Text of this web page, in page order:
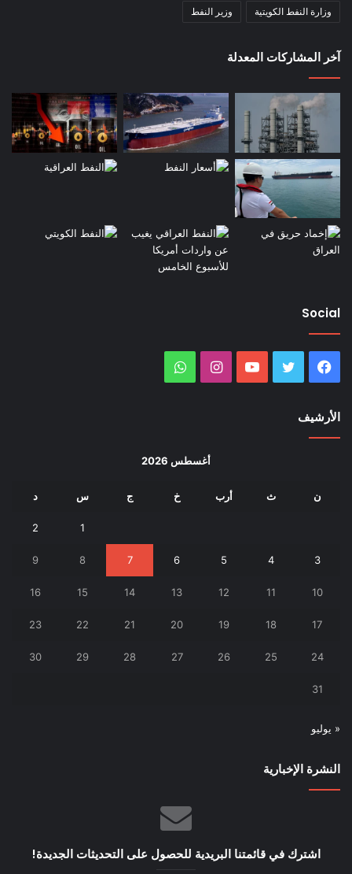
وزارة النفط الكويتية وزير النفط
آخر المشاركات المعدلة
Social
فيسبوك تويتر يوتيوب انستقرام
الأرشيف
أغسطس 2026
ن ث أرب خ ج س د
1
2
3
4
5
6
7
8
9
10
11
12
13
14
15
16
17
18
19
20
21
22
23
24
25
26
27
28
29
30
31
« يوليو
النشرة الإخبارية
اشترك في قائمتنا البريدية للحصول على التحديثات الجديدة!